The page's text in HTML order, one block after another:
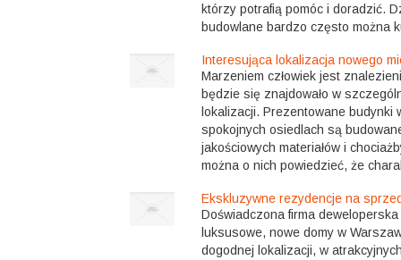
którzy potrafią pomóc i doradzić.
budowlane bardzo często można
Interesująca lokalizacja nowego
Marzeniem człowiek jest
będzie się znajdowało w
lokalizacji. Prezentowane budynki
spokojnych osiedlach są
jakościowych materiałów i
można o nich powiedzieć, że
Ekskluzywne rezydencje na
Doświadczona firma
luksusowe, nowe domy w
dogodnej lokalizacji, w